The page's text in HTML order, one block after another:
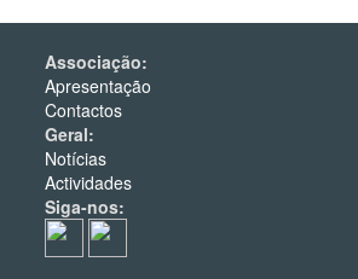
Associação:
Apresentação
Contactos
Geral:
Notícias
Actividades
Siga-nos: